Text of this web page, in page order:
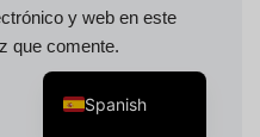
y web en este
que comente.
Spanish
Dutch